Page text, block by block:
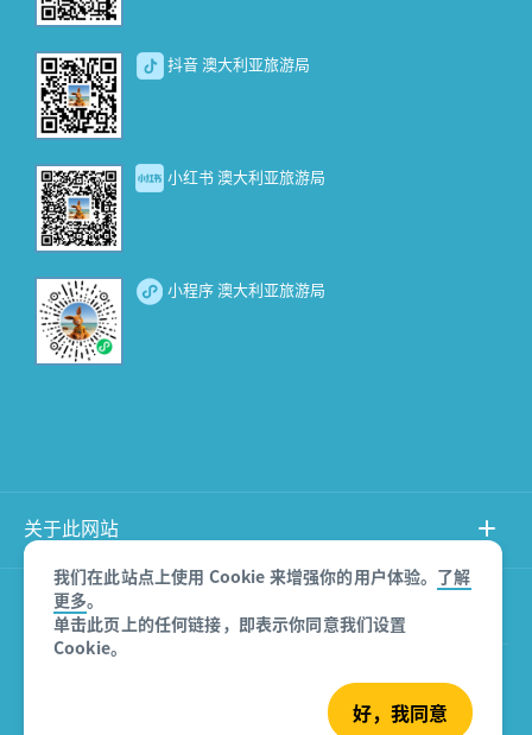
我们在此站点上使用 Cookie 来增强你的用户体验。 了解
更多。
单击此页上的任何链接，即表示你同意我们设置
Cookie。
好，我同意
抖音 澳大利亚旅游局
小红书 澳大利亚旅游局
小程序 澳大利亚旅游局
关于此网站
产品免责声明
沪ICP备08007532号-3